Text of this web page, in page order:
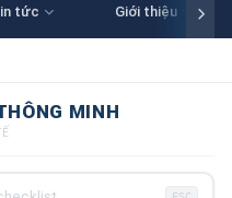
tức Giới thiệu
MINH